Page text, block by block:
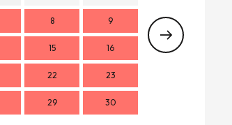
8 9
15 16
22 23
29 30
7
14